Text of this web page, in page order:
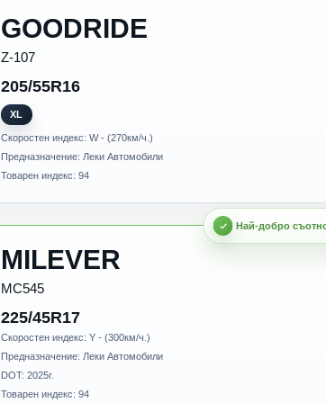
GOODRIDE
Z-107
205/55R16
XL
Скоростен индекс: W - (270км/ч.)
Предназначение: Леки Автомобили
Товарен индекс: 94
MILEVER
MC545
225/45R17
Скоростен индекс: Y - (300км/ч.)
Предназначение: Леки Автомобили
DOT: 2025г.
Товарен индекс: 94